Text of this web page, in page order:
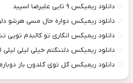
دانلود ریمیکس ۹ تایی علیرضا اسپید
دانلود ریمیکس دواره حال مسی هرشو
دانلود ریمیکس انگاری تو کالبدم تویی
دانلود ریمیکس دلتنگتم خیلی لیلی
دانلود ریمیکس گل توی گلدون باز